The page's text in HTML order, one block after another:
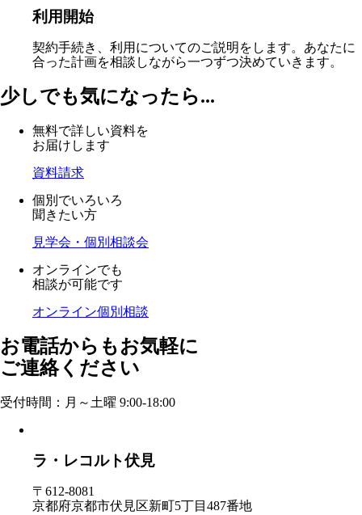
利用開始
契約手続き、利用についてのご説明をします。あなたに
合った計画を相談しながら一つずつ決めていきます。
少しでも気になったら...
無料で詳しい資料を
お届けします
資料請求
個別でいろいろ
聞きたい方
見学会・個別相談会
オンラインでも
相談が可能です
オンライン個別相談
お電話からもお気軽に
ご連絡ください
受付時間：月～土曜 9:00-18:00
ラ・レコルト伏見
〒612-8081
京都府京都市伏見区新町5丁目487番地